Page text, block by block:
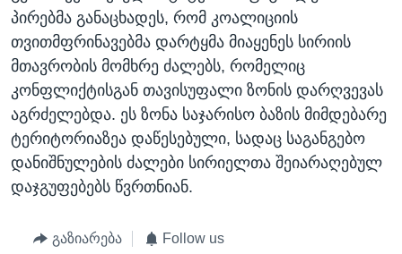
პირებმა განაცხადეს, რომ კოალიციის
თვითმფრინავებმა დარტყმა მიაყენეს სირიის
მთავრობის მომხრე ძალებს, რომელიც
კონფლიქტისგან თავისუფალი ზონის დარღვევას
აგრძელებდა. ეს ზონა საჯარისო ბაზის მიმდებარე
ტერიტორიაზეა დაწესებული, სადაც საგანგებო
დანიშნულების ძალები სირიელთა შეიარაღებულ
დაჯგუფებებს წვრთნიან.
გაზიარება Follow us